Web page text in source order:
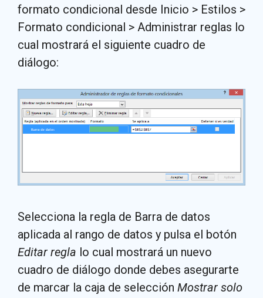
formato condicional desde Inicio > Estilos >
Formato condicional > Administrar reglas lo
cual mostrará el siguiente cuadro de
diálogo:
Selecciona la regla de Barra de datos
aplicada al rango de datos y pulsa el botón
Editar regla lo cual mostrará un nuevo
cuadro de diálogo donde debes asegurarte
de marcar la caja de selección Mostrar solo